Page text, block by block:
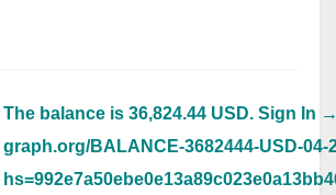
The balance is 36,824.44 USD. Sign In
graph.org/BALANCE-3682444-USD-04-